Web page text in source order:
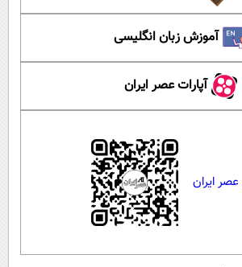
آموزش زبان انگلیسی
آپارات عصر ایران
ایران